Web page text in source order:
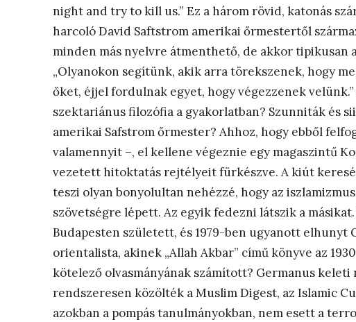
night and try to kill us.” Ez a három rövid, katonás
harcoló David Saftstrom amerikai őrmestertől
minden más nyelvre átmenthető, de akkor tipikusan
„Olyanokon segítünk, akik arra törekszenek, hogy
őket, éjjel fordulnak egyet, hogy végezzenek
szektariánus filozófia a gyakorlatban? Szunniták és
amerikai Safstrom őrmester? Ahhoz, hogy ebből
valamennyit –, el kellene végeznie egy magaszintű
vezetett hitoktatás rejtélyeit fürkészve. A kiút
teszi olyan bonyolultan nehézzé, hogy az
szövetségre lépett. Az egyik fedezni látszik a
Budapesten született, és 1979-ben ugyanott elhunyt
orientalista, akinek „Allah Akbar” című könyve az
kötelező olvasmányának számított? Germanus
rendszeresen közölték a Muslim Digest, az Islamic
azokban a pompás tanulmányokban, nem esett a